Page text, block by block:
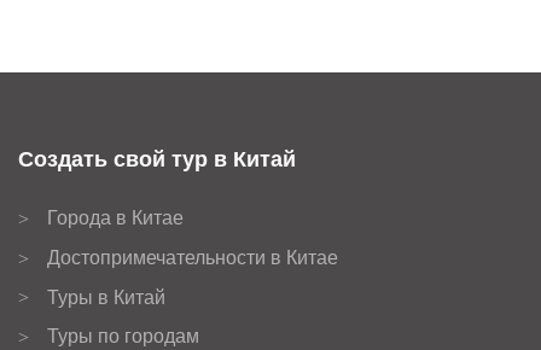
Создать свой тур в Китай
>
Города в Китае
>
Достопримечательности в Китае
>
Туры в Китай
>
Туры по городам